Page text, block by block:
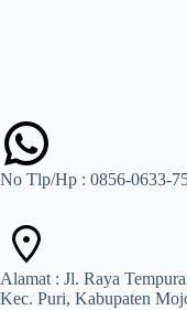
No Tlp/Hp : 0856-0633-
Alamat : Jl. Raya
Kec. Puri, Kabupaten